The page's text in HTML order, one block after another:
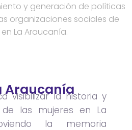
y generación de políticas
organizaciones sociales de
La Araucanía.
Araucanía
visibilizar la historia y
de las mujeres en La
la memoria